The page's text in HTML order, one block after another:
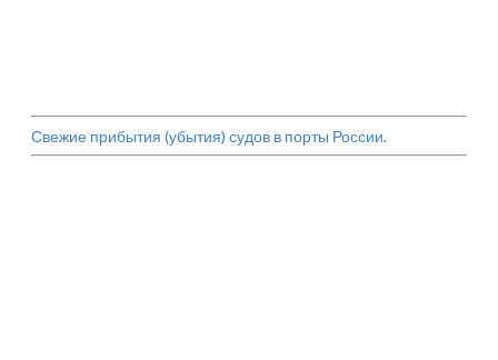
Свежие прибытия (убытия) судов в порты России.